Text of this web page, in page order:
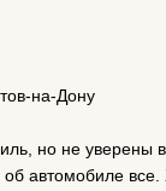
на-Дону
но не
автомобиле